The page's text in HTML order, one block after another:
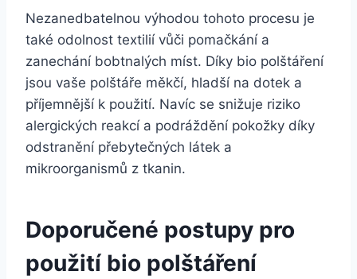
Nezanedbatelnou výhodou tohoto procesu je
také odolnost textilií vůči pomačkání a
zanechání bobtnalých míst. Díky bio polštáření
jsou vaše polštáře měkčí, hladší na dotek a
příjemnější k použití. Navíc se‌ snižuje riziko
⁤alergických reakcí a ⁤podráždění pokožky díky
odstranění přebytečných látek a
mikroorganismů‌ z tkanin.
Doporučené⁢ postupy pro
použití bio polštáření